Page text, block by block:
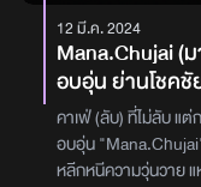
ปราบ เปิดให้บริการ
ลาดพร้าว เขตลาดพ
12 มี.ค. 2024
Mana.Chujai (
อบอุ่น ย่านโชคชั
คาเฟ่ (ลับ) ที่ไม่ลับ แ
อบอุ่น
หลีกหนีความวุ่นวาย